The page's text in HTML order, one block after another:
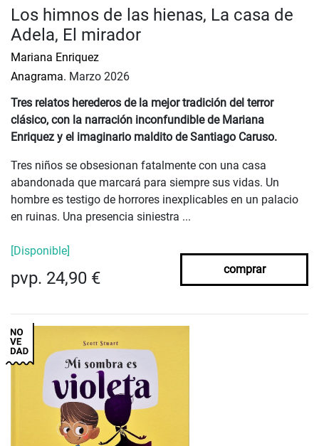
Los himnos de las hienas, La casa de
Adela, El mirador
Mariana Enriquez
Anagrama. Marzo 2026
Tres relatos herederos de la mejor tradición del terror
clásico, con la narración inconfundible de Mariana
Enriquez y el imaginario maldito de Santiago Caruso.
Tres niños se obsesionan fatalmente con una casa
abandonada que marcará para siempre sus vidas. Un
hombre es testigo de horrores inexplicables en un palacio
en ruinas. Una presencia siniestra ...
[Disponible]
pvp. 24,90 € comprar